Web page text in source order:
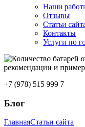
Наши
Отзывы
Статьи
Контакты
Услуги по
+7 (978) 515 999 7
Блог
ГлавнаяСтатьи сайта